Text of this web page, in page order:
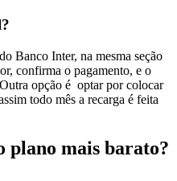
Banco Inter, na mesma seção
confirma o pagamento, e o
opção é optar por colocar
todo mês a recarga é feita
plano mais barato?